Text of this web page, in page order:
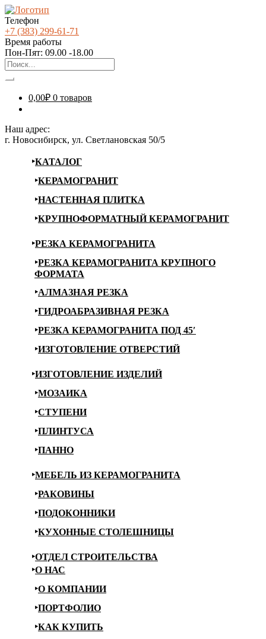
Телефон
+7 (383) 299-61-71
Время работы
Пон-Пят: 09.00 -18.00
0,00₽ 0 товаров
Наш адрес:
г. Новосибирск, ул. Светлановская 50/5
КАТАЛОГ
КЕРАМОГРАНИТ
НАСТЕННАЯ ПЛИТКА
КРУПНОФОРМАТНЫЙ КЕРАМОГРАНИТ
РЕЗКА КЕРАМОГРАНИТА
РЕЗКА КЕРАМОГРАНИТА КРУПНОГО
ФОРМАТА
АЛМАЗНАЯ РЕЗКА
ГИДРОАБРАЗИВНАЯ РЕЗКА
РЕЗКА КЕРАМОГРАНИТА ПОД 45′
ИЗГОТОВЛЕНИЕ ОТВЕРСТИЙ
ИЗГОТОВЛЕНИЕ ИЗДЕЛИЙ
МОЗАИКА
СТУПЕНИ
ПЛИНТУСА
ПАННО
МЕБЕЛЬ ИЗ КЕРАМОГРАНИТА
РАКОВИНЫ
ПОДОКОННИКИ
КУХОННЫЕ СТОЛЕШНИЦЫ
ОТДЕЛ СТРОИТЕЛЬСТВА
О НАС
О КОМПАНИИ
ПОРТФОЛИО
КАК КУПИТЬ